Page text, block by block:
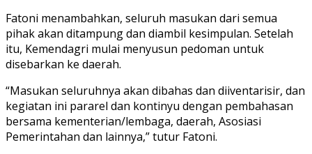
Fatoni menambahkan, seluruh masukan dari semua
pihak akan ditampung dan diambil kesimpulan. Setelah
itu, Kemendagri mulai menyusun pedoman untuk
disebarkan ke daerah.
“Masukan seluruhnya akan dibahas dan diiventarisir, dan
kegiatan ini pararel dan kontinyu dengan pembahasan
bersama kementerian/lembaga, daerah, Asosiasi
Pemerintahan dan lainnya,” tutur Fatoni.